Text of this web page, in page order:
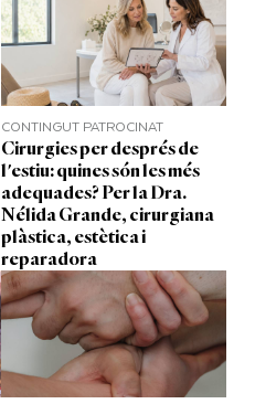
CONTINGUT PATROCINAT
Cirurgies per després de
l'estiu: quines són les més
adequades? Per la Dra.
Nélida Grande, cirurgiana
plàstica, estètica i
reparadora